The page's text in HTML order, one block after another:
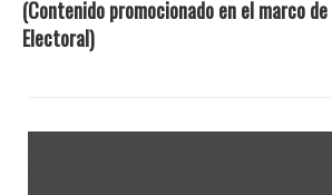
(Contenido promocionado en el marco
Electoral)